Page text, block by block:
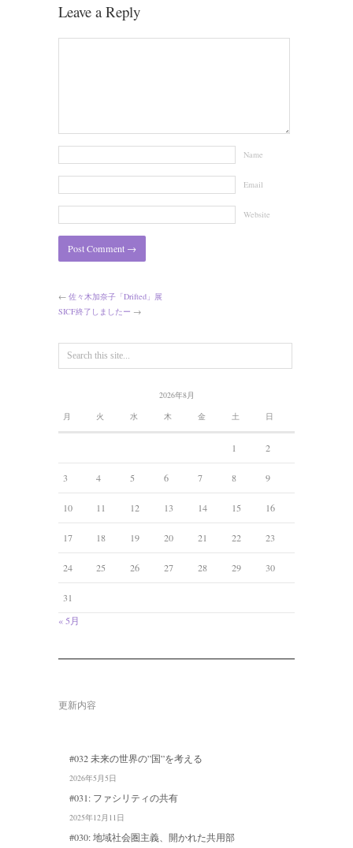
Leave a Reply
Name
Email
Website
← 佐々木加奈子「Drifted」展
SICF終了しましたー →
2026年8月
月 火 水 木 金 土 日
1 2
3 4 5 6 7 8 9
10 11 12 13 14 15 16
17 18 19 20 21 22 23
24 25 26 27 28 29 30
31
« 5月
更新内容
#032 未来の世界の”国”を考える
2026年5月5日
#031: ファシリティの共有
2025年12月11日
#030: 地域社会圏主義、開かれた共用部